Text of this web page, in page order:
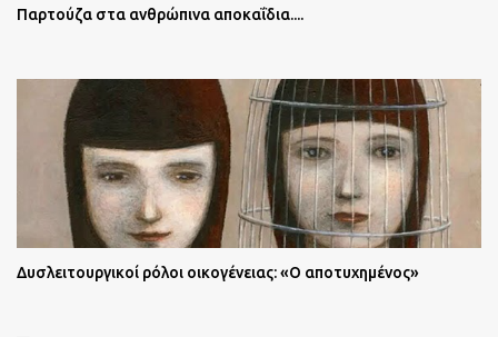
Παρτούζα στα ανθρώπινα αποκαΐδια....
Δυσλειτουργικοί ρόλοι οικογένειας: «Ο αποτυχημένος»